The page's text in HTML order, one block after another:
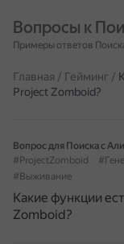
Вопросы к
Примеры ответов
Главная / Гейминг /
Project Zomboid?
Вопрос для Поиска с
#ProjectZomboid
#Выживание
Какие функции
Zomboid?